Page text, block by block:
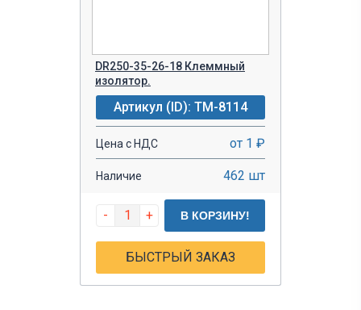
DR250-35-26-18 Клеммный
изолятор.
Артикул (ID): TM-8114
Цена с НДС от 1 ₽
Наличие 462 шт
- + В КОРЗИНУ!
БЫСТРЫЙ ЗАКАЗ